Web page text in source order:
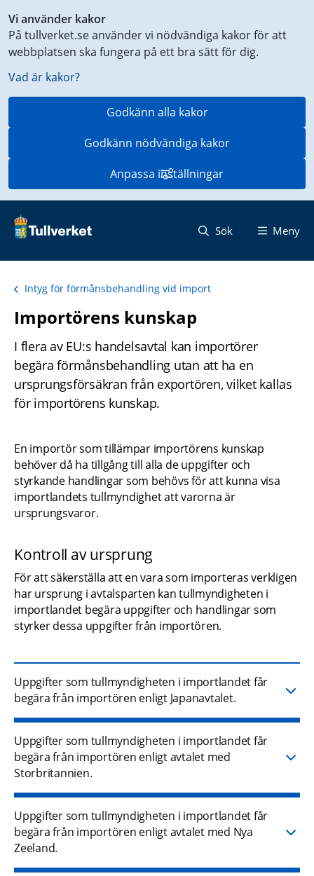
Vi använder kakor
På tullverket.se använder vi nödvändiga kakor för att
webbplatsen ska fungera på ett bra sätt för dig.
Vad är kakor?
Godkänn alla kakor
Godkänn nödvändiga kakor
Anpassa inställningar
till
innehåll
på
aktuell
Sök Meny
Intyg för förmånsbehandling vid import
Importörens kunskap
I flera av EU:s handelsavtal kan importörer
begära förmånsbehandling utan att ha en
ursprungsförsäkran från exportören, vilket kallas
för importörens kunskap.
En importör som tillämpar importörens kunskap
behöver då ha tillgång till alla de uppgifter och
styrkande handlingar som behövs för att kunna visa
importlandets tullmyndighet att varorna är
ursprungsvaror.
Kontroll av ursprung
För att säkerställa att en vara som importeras verkligen
har ursprung i avtalsparten kan tullmyndigheten i
importlandet begära uppgifter och handlingar som
styrker dessa uppgifter från importören.
Uppgifter som tullmyndigheten i importlandet får
begära från importören enligt Japanavtalet.
Uppgifter som tullmyndigheten i importlandet får
begära från importören enligt avtalet med
Storbritannien.
Uppgifter som tullmyndigheten i importlandet får
begära från importören enligt avtalet med Nya
Zeeland.